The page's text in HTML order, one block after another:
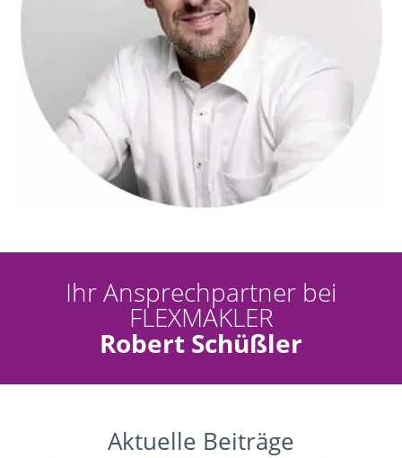
Ihr Ansprechpartner bei
FLEXMAKLER
Robert Schüßler
Aktuelle Beiträge